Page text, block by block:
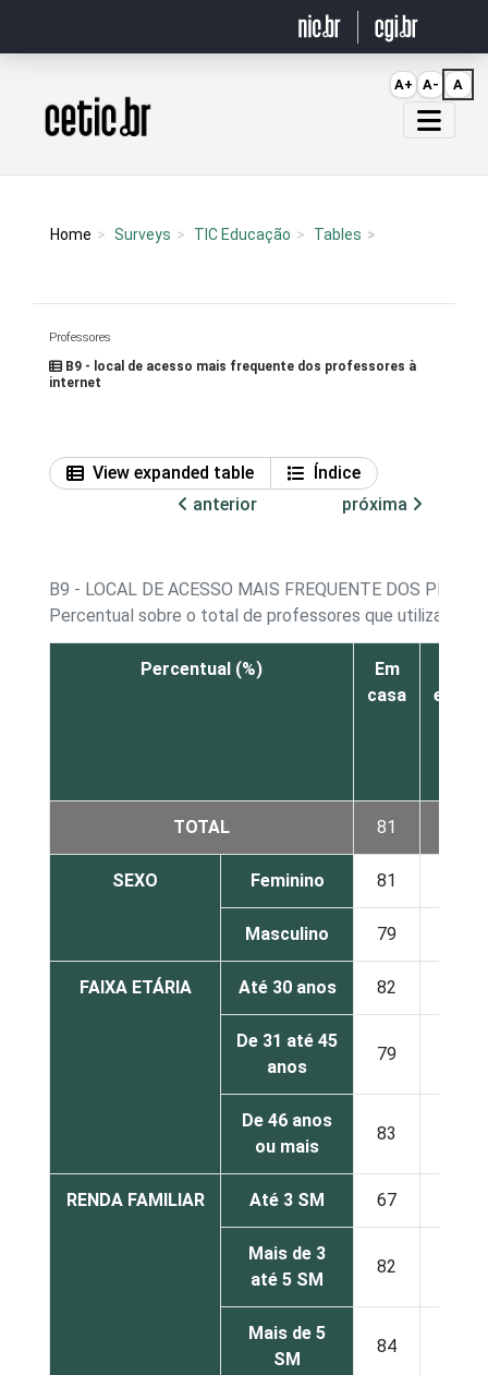
Página inicial
Home Surveys TIC Educação Tables
Professores
B9 - local de acesso mais frequente dos professores à
internet
View expanded table
Índice
anterior
próxima
B9 - LOCAL DE ACESSO MAIS FREQUENTE DOS
Percentual sobre o total de professores que utilizaram
Percentual (%)
Em
casa
escola
TOTAL 81
SEXO Feminino 81
Masculino 79
FAIXA ETÁRIA Até 30 anos 82
De 31 até 45
anos
79
De 46 anos
ou mais
83
RENDA FAMILIAR Até 3 SM 67
Mais de 3
até 5 SM
82
Mais de 5
SM
84
A+ A- A